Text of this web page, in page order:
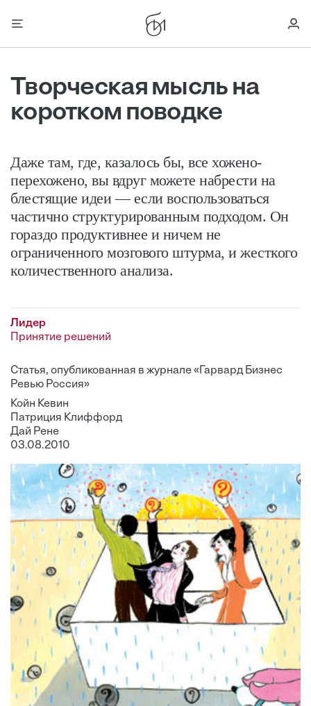
Творческая мысль на
коротком поводке
Даже там, где, казалось бы, все хожено-
перехожено, вы вдруг можете набрести на
блестящие идеи — если воспользоваться
частично структурированным подходом. Он
гораздо продуктивнее и ничем не
ограниченного мозгового штурма, и жесткого
количественного анализа.
Лидер
Принятие решений
Статья, опубликованная в журнале «Гарвард Бизнес
Ревью Россия»
Койн Кевин
Патриция Клиффорд
Дай Рене
03.08.2010